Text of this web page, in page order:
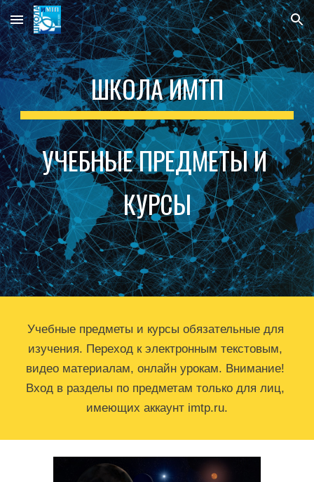
Skip to main content Skip to navigation
ШКОЛА ИМТП
УЧЕБНЫЕ ПРЕДМЕТЫ И
КУРСЫ
Учебные предметы и курсы обязательные для
изучения. Переход к электронным текстовым,
видео материалам, онлайн урокам. Внимание!
Вход в разделы по предметам только для лиц,
имеющих аккаунт imtp.ru.